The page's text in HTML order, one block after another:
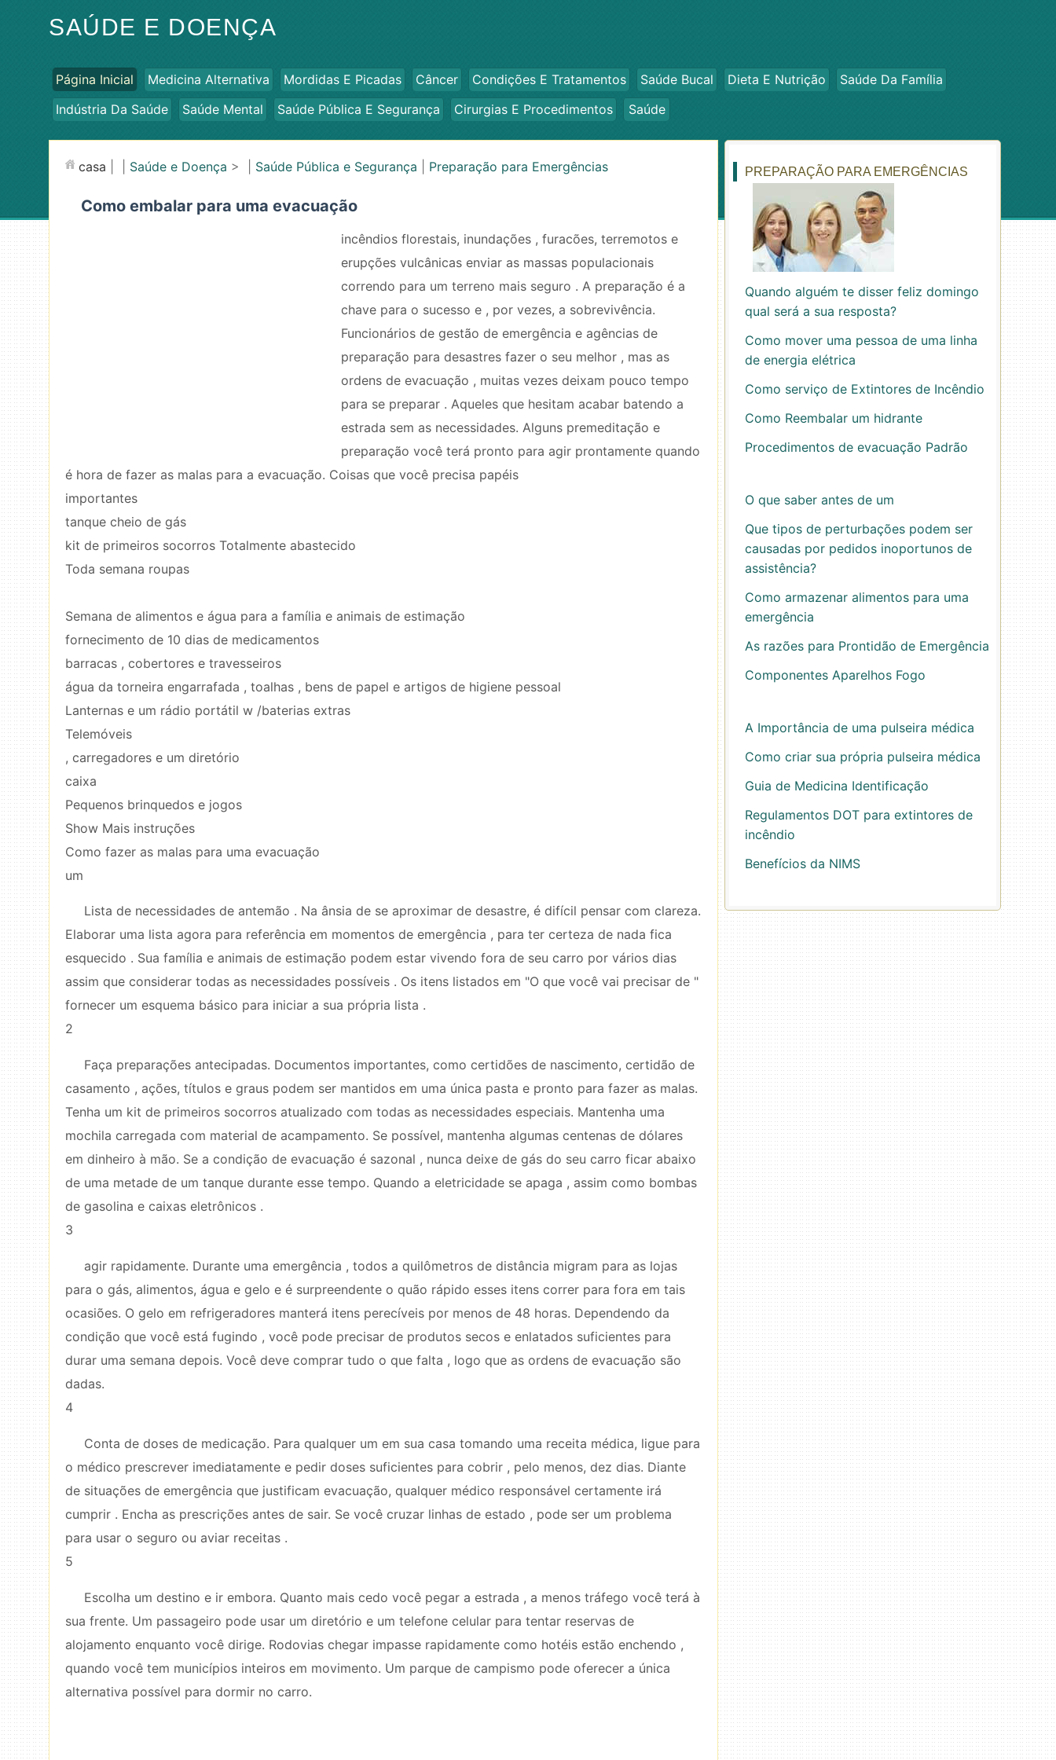
SAÚDE E DOENÇA
Página Inicial Medicina Alternativa Mordidas E Picadas Câncer Condições E Tratamentos Saúde Bucal Dieta E Nutrição
Saúde Da Família
Indústria Da Saúde
Saúde Mental Saúde Pública E Segurança Cirurgias E Procedimentos Saúde
casa Saúde e Doença > | Saúde Pública e Segurança Preparação para Emergências
Como embalar para uma evacuação
incêndios florestais, inundações , furacões, terremotos e
erupções vulcânicas enviar as massas populacionais
correndo para um terreno mais seguro . A preparação é a
chave para o sucesso e , por vezes, a sobrevivência.
Funcionários de gestão de emergência e agências de
preparação para desastres fazer o seu melhor , mas as
ordens de evacuação , muitas vezes deixam pouco tempo
para se preparar . Aqueles que hesitam acabar batendo a
estrada sem as necessidades. Alguns premeditação e
preparação você terá pronto para agir prontamente quando
é hora de fazer as malas para a evacuação. Coisas que você precisa papéis
importantes
tanque cheio de gás
kit de primeiros socorros Totalmente abastecido
Toda semana roupas
Semana de alimentos e água para a família e animais de estimação
fornecimento de 10 dias de medicamentos
barracas , cobertores e travesseiros
água da torneira engarrafada , toalhas , bens de papel e artigos de higiene pessoal
Lanternas e um rádio portátil w /baterias extras
Telemóveis
, carregadores e um diretório
caixa
Pequenos brinquedos e jogos
Show Mais instruções
Como fazer as malas para uma evacuação
um
Lista de necessidades de antemão . Na ânsia de se aproximar de desastre, é difícil pensar com clareza.
Elaborar uma lista agora para referência em momentos de emergência , para ter certeza de nada fica
esquecido . Sua família e animais de estimação podem estar vivendo fora de seu carro por vários dias
assim que considerar todas as necessidades possíveis . Os itens listados em "O que você vai precisar de "
fornecer um esquema básico para iniciar a sua própria lista .
2
Faça preparações antecipadas. Documentos importantes, como certidões de nascimento, certidão de
casamento , ações, títulos e graus podem ser mantidos em uma única pasta e pronto para fazer as malas.
Tenha um kit de primeiros socorros atualizado com todas as necessidades especiais. Mantenha uma
mochila carregada com material de acampamento. Se possível, mantenha algumas centenas de dólares
em dinheiro à mão. Se a condição de evacuação é sazonal , nunca deixe de gás do seu carro ficar abaixo
de uma metade de um tanque durante esse tempo. Quando a eletricidade se apaga , assim como bombas
de gasolina e caixas eletrônicos .
3
agir rapidamente. Durante uma emergência , todos a quilômetros de distância migram para as lojas
para o gás, alimentos, água e gelo e é surpreendente o quão rápido esses itens correr para fora em tais
ocasiões. O gelo em refrigeradores manterá itens perecíveis por menos de 48 horas. Dependendo da
condição que você está fugindo , você pode precisar de produtos secos e enlatados suficientes para
durar uma semana depois. Você deve comprar tudo o que falta , logo que as ordens de evacuação são
dadas.
4
Conta de doses de medicação. Para qualquer um em sua casa tomando uma receita médica, ligue para
o médico prescrever imediatamente e pedir doses suficientes para cobrir , pelo menos, dez dias. Diante
de situações de emergência que justificam evacuação, qualquer médico responsável certamente irá
cumprir . Encha as prescrições antes de sair. Se você cruzar linhas de estado , pode ser um problema
para usar o seguro ou aviar receitas .
5
Escolha um destino e ir embora. Quanto mais cedo você pegar a estrada , a menos tráfego você terá à
sua frente. Um passageiro pode usar um diretório e um telefone celular para tentar reservas de
alojamento enquanto você dirige. Rodovias chegar impasse rapidamente como hotéis estão enchendo ,
quando você tem municípios inteiros em movimento. Um parque de campismo pode oferecer a única
alternativa possível para dormir no carro.
PREPARAÇÃO PARA EMERGÊNCIAS
Quando alguém te disser feliz domingo
qual será a sua resposta?
Como mover uma pessoa de uma linha
de energia elétrica
Como serviço de Extintores de Incêndio
Como Reembalar um hidrante
Procedimentos de evacuação Padrão
O que saber antes de um
Que tipos de perturbações podem ser
causadas por pedidos inoportunos de
assistência?
Como armazenar alimentos para uma
emergência
As razões para Prontidão de Emergência
Componentes Aparelhos Fogo
A Importância de uma pulseira médica
Como criar sua própria pulseira médica
Guia de Medicina Identificação
Regulamentos DOT para extintores de
incêndio
Benefícios da NIMS